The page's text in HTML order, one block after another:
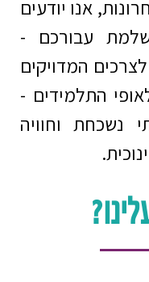
אנו יודעים
עבורכם -
המדויקים
התלמידים -
נשכחת וחוויה